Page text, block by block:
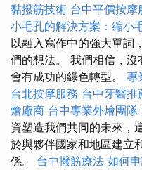
黏撥筋技術 台中平價按摩
小毛孔的解決方案：縮小
以融入寫作中的強大單詞
們的想法。 我們相信，
會有成功的綠色轉型。 專
台北按摩服務 台中牙醫推
燴廠商 台中專業外燴團隊
資塑造我們共同的未來，
於與夥伴國家和地區建立
係。 台中撥筋療法 如何